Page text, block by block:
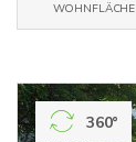
WOHNFLÄCHE
360°